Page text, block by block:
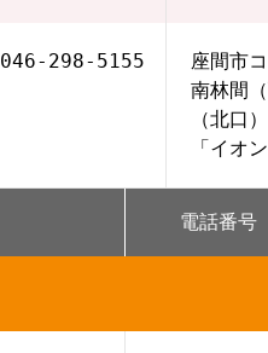
046-298-5155
座間市
南林間
（北口
「イオ
電話番号